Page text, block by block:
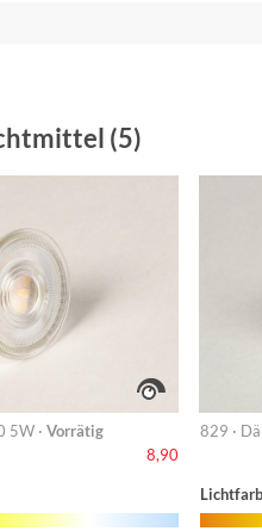
(5)
5W · Vorrätig
8,90
829 ·